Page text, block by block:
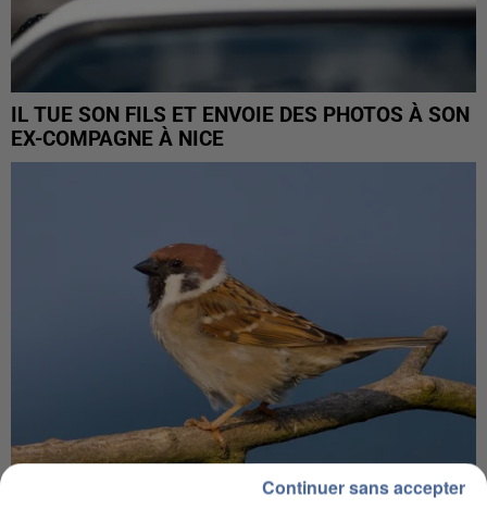
IL TUE SON FILS ET ENVOIE DES PHOTOS À SON
EX-COMPAGNE À NICE
Continuer sans accepter